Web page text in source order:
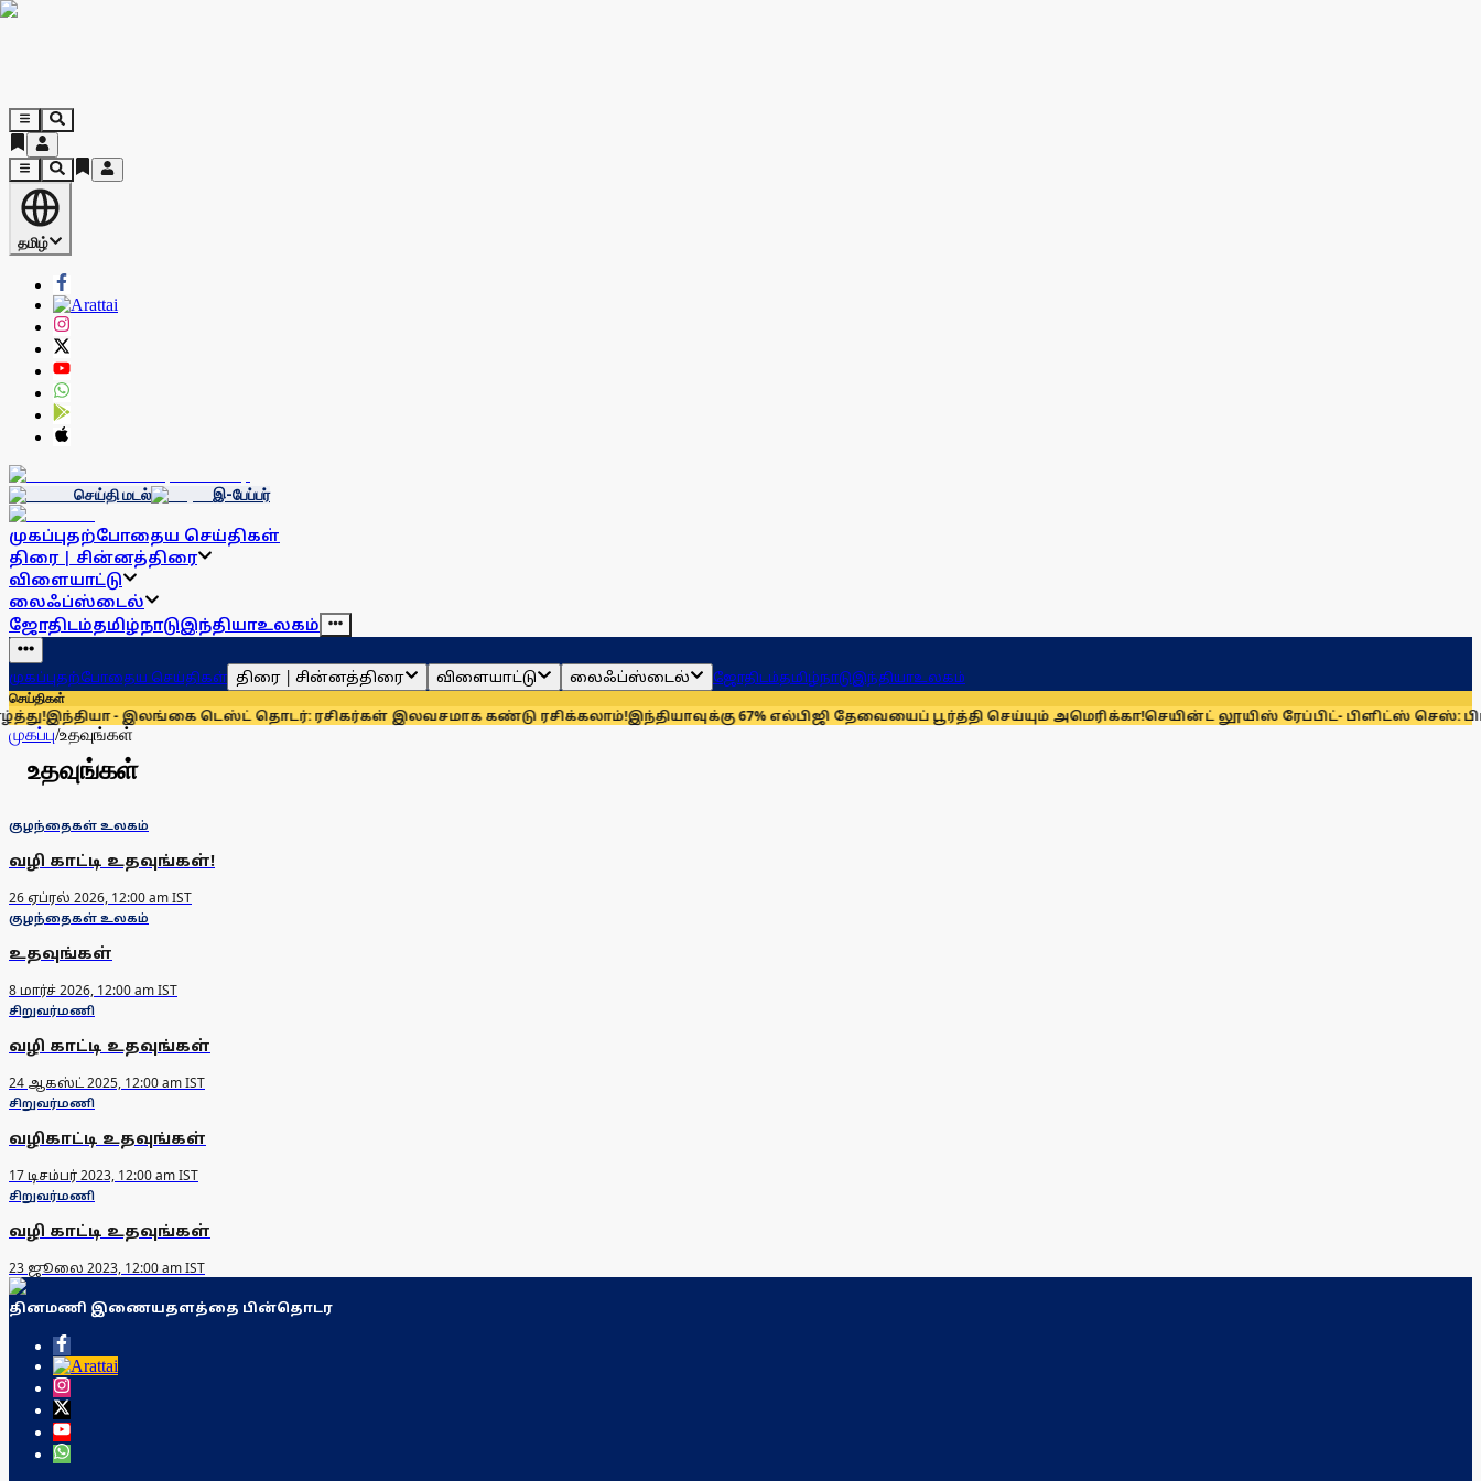
தமிழ்
செய்தி மடல் இ-பேப்பர்
முகப்புதற்போதைய செய்திகள்
திரை | சின்னத்திரை
விளையாட்டு
லைஃப்ஸ்டைல்
ஜோதிடம்தமிழ்நாடுஇந்தியாஉலகம்
முகப்புதற்போதைய செய்திகள் திரை | சின்னத்திரை விளையாட்டு லைஃப்ஸ்டைல் ஜோதிடம்தமிழ்நாடுஇந்தியாஉலகம்
செய்திகள்
இந்தியா - இலங்கை டெஸ்ட் தொடர்: ரசிகர்கள் இலவசமாக கண்டு ரசிக்கலாம்!இந்தியாவுக்கு 67% எல்பிஜி தேவையைப் பூர்த்தி செய்யும் அமெரிக்கா!செயின்ட் லூயிஸ் ரேப்பிட்- பிளிட்ஸ் செஸ்:
முகப்பு/உதவுங்கள்
உதவுங்கள்
குழந்தைகள் உலகம்
வழி காட்டி உதவுங்கள்!
26 ஏப்ரல் 2026, 12:00 am IST
குழந்தைகள் உலகம்
உதவுங்கள்
8 மார்ச் 2026, 12:00 am IST
சிறுவர்மணி
வழி காட்டி உதவுங்கள்
24 ஆகஸ்ட் 2025, 12:00 am IST
சிறுவர்மணி
வழிகாட்டி உதவுங்கள்
17 டிசம்பர் 2023, 12:00 am IST
சிறுவர்மணி
வழி காட்டி உதவுங்கள்
23 ஜூலை 2023, 12:00 am IST
தினமணி இணையதளத்தை பின்தொடர